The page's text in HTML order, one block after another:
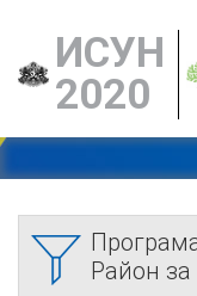
ИСУН
2020
Район